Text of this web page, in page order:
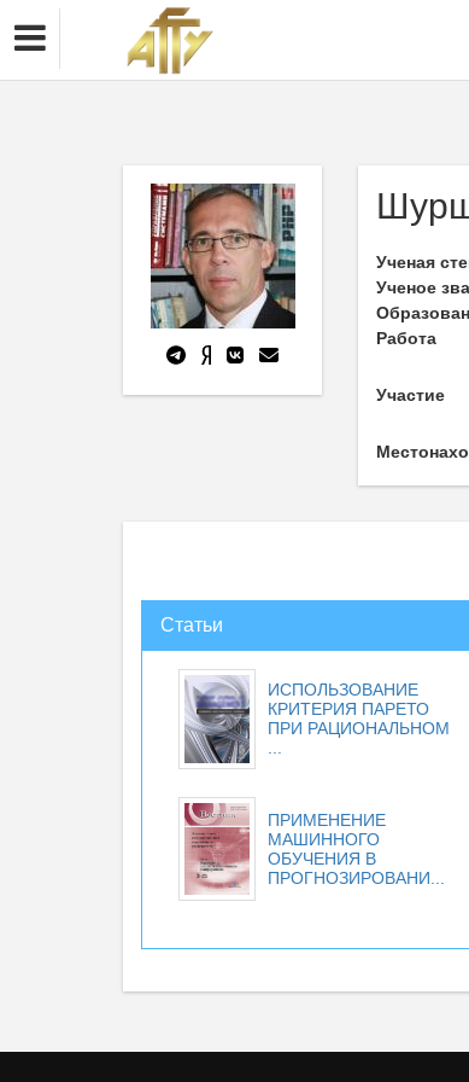
Ученая
Ученое
Работа
Участие
Статьи
ИСПОЛЬЗОВАНИЕ
КРИТЕРИЯ ПАРЕТО
ПРИ РАЦИОНАЛЬНОМ
ПРИМЕНЕНИЕ
МАШИННОГО
ОБУЧЕНИЯ В
ПРОГНОЗИРОВАНИ...